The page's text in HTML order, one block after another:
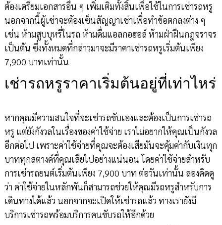
ต้องเตรียมเอกสารอื่น ๆ เพิ่มเติมทั้งสิ้นเพื่อใช้ในการเช่ารถหรู
นอกจากนี้ผู้เช่าจะต้องเซ็นสัญญาเช่าเพื่อทำข้อตกลงต่าง ๆ
เช่น ห้ามสูบบุหรี่ในรถ ห้ามดื่มแอลกอฮอล์ ห้ามฝ่าฝืนกฎจราจร
เป็นต้น ซึ่งทั้งหมดที่กล่าวมาจะมีราคาเช่ารถหรูเริ่มต้นเพียง
7,900 บาทเท่านั้น
เช่ารถหรูราคาเริ่มต้นอยู่ที่เท่าไหร่
หากคุณมีความสนใจที่จะเช่ารถขับเองและต้องเป็นการเช่ารถ
หรู แต่ยังกังวลในเรื่องของค่าใช้จ่าย เราไม่อยากให้คุณเป็นกังวล
อีกต่อไป เพราะค่าใช้จ่ายที่คุณจะต้องเสียมันจะคุ้มค่ากับเงินทุก
บาททุกสตางค์ที่คุณเสียไปอย่างแน่นอน โดยค่าใช้จ่ายสำหรับ
การเช่ารถยนต์เริ่มต้นเพียง 7,900 บาท ต่อวันเท่านั้น ลองคิดดู
ว่า ค่าใช้จ่ายในหลักพันก็สามารถช่วยให้คุณมีรถหรูสำหรับการ
เดินทางได้แล้ว นอกจากจะเปิดให้เช่ารถแล้ว ทางเรายังมี
บริการเช่ารถพร้อมบริการคนขับรถให้อีกด้วย